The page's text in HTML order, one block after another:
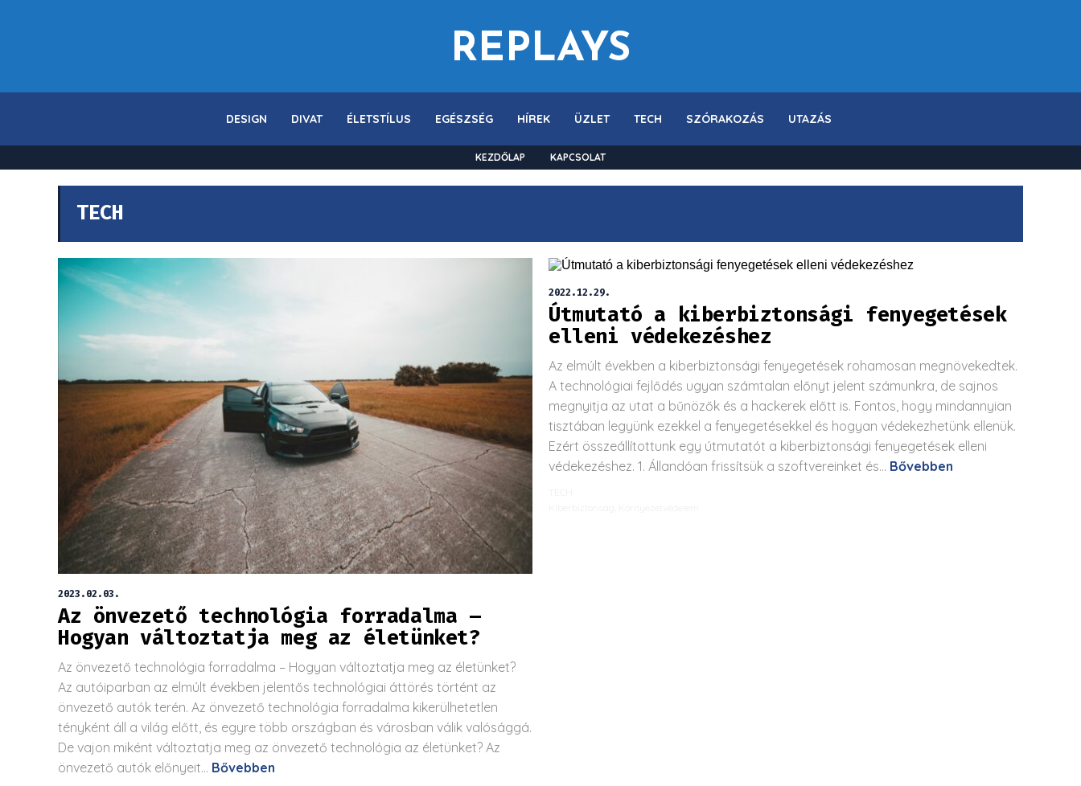
REPLAYS
DESIGN DIVAT ÉLETSTÍLUS EGÉSZSÉG HÍREK ÜZLET TECH SZÓRAKOZÁS UTAZÁS
KEZDŐLAP KAPCSOLAT
TECH
2023.02.03.
Az önvezető technológia forradalma –
Hogyan változtatja meg az életünket?
Az önvezető technológia forradalma – Hogyan változtatja meg az életünket?
Az autóiparban az elmúlt években jelentős technológiai áttörés történt az
önvezető autók terén. Az önvezető technológia forradalma kikerülhetetlen
tényként áll a világ előtt, és egyre több országban és városban válik valósággá.
De vajon miként változtatja meg az önvezető technológia az életünket? Az
önvezető autók előnyeit... Bővebben
2022.12.29.
Útmutató a kiberbiztonsági fenyegetések
elleni védekezéshez
Az elmúlt években a kiberbiztonsági fenyegetések rohamosan megnövekedtek.
A technológiai fejlődés ugyan számtalan előnyt jelent számunkra, de sajnos
megnyitja az utat a bűnözők és a hackerek előtt is. Fontos, hogy mindannyian
tisztában legyünk ezekkel a fenyegetésekkel és hogyan védekezhetünk ellenük.
Ezért összeállítottunk egy útmutatót a kiberbiztonsági fenyegetések elleni
védekezéshez. 1. Állandóan frissítsük a szoftvereinket és... Bővebben